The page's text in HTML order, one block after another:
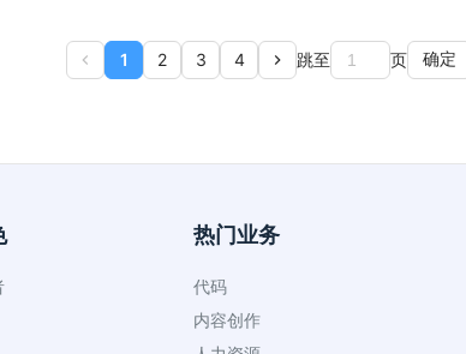
1 2 3 4 跳至 页 确定
热门业务
代码
内容创作